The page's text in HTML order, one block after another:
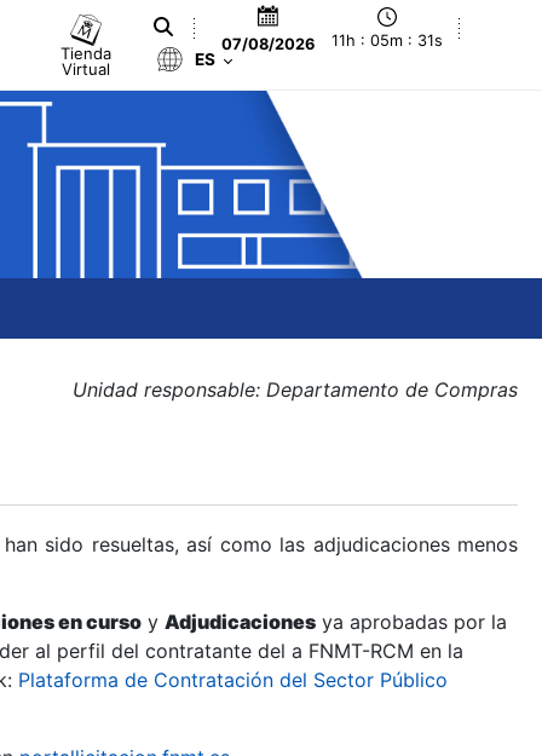
Tienda
Virtual
07/08/2026 11h : 05m : 31s
ES
Unidad responsable: Departamento de Compras
sido resueltas, así como las adjudicaciones menos
en curso y Adjudicaciones ya aprobadas por la
al perfil del contratante del a FNMT-RCM en la
Plataforma de Contratación del Sector Público